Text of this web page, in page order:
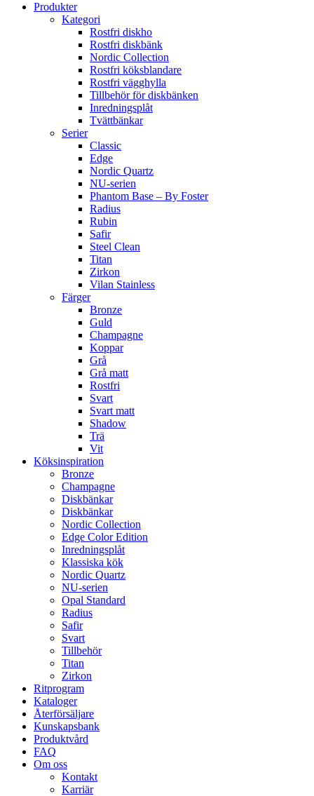
Produkter
Kategori
Rostfri diskho
Rostfri diskbänk
Nordic Collection
Rostfri köksblandare
Rostfri vägghylla
Tillbehör för diskbänken
Inredningsplåt
Tvättbänkar
Serier
Classic
Edge
Nordic Quartz
NU-serien
Phantom Base – By Foster
Radius
Rubin
Safir
Steel Clean
Titan
Zirkon
Vilan Stainless
Färger
Bronze
Guld
Champagne
Koppar
Grå
Grå matt
Rostfri
Svart
Svart matt
Shadow
Trä
Vit
Köksinspiration
Bronze
Champagne
Diskbänkar
Diskbänkar
Nordic Collection
Edge Color Edition
Inredningsplåt
Klassiska kök
Nordic Quartz
NU-serien
Opal Standard
Radius
Safir
Svart
Tillbehör
Titan
Zirkon
Ritprogram
Kataloger
Återförsäljare
Kunskapsbank
Produktvård
FAQ
Om oss
Kontakt
Karriär